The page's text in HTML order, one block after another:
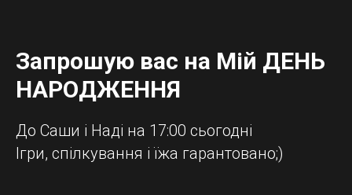
Запрошую вас на Мій ДЕНЬ
НАРОДЖЕННЯ
До Саши і Наді на 17:00 сьогодні
Ігри, спілкування і їжа гарантовано;)